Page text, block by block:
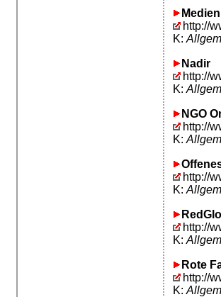
http://
K:
Nadir
http://
K:
NGO
http://
K:
http://
K:
http://
K:
Rote
http://
K: